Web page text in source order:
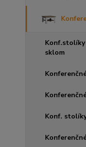
Konf.stolíky
sklom
Konf.